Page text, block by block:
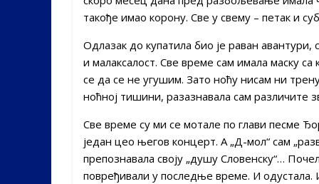
такође имао корону. Све у свему – петак и
Одлазак до купатила био је раван
и малаксалост. Све време сам имала маску
се да се не угушим. Зато ноћу нисам ни
ноћној тишини, разазнавала сам различите
Све време су ми се мотале по глави песме
један цео његов концерт. А „Д-мол“ сам
препознавала своју „душу Словенску“…
повређивали у последње време. И